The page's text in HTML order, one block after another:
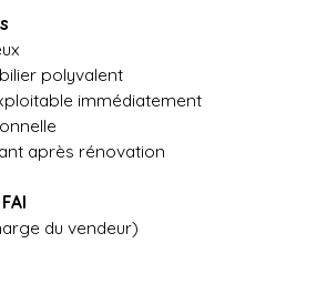
polyvalent
immédiatement
après rénovation
du vendeur)